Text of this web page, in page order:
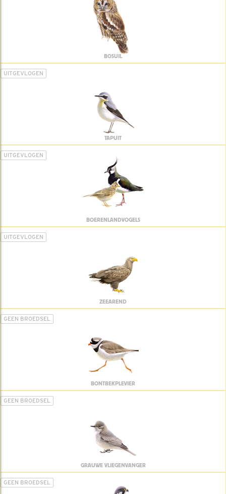
BOSUIL
UITGEVLOGEN
TAPUIT
UITGEVLOGEN
BOERENLANDVOGELS
UITGEVLOGEN
ZEEAREND
GEEN BROEDSEL
BONTBEKPLEVIER
GEEN BROEDSEL
GRAUWE VLIEGENVANGER
GEEN BROEDSEL